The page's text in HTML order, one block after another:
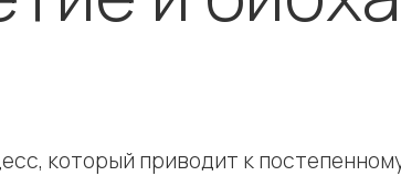
который приводит к